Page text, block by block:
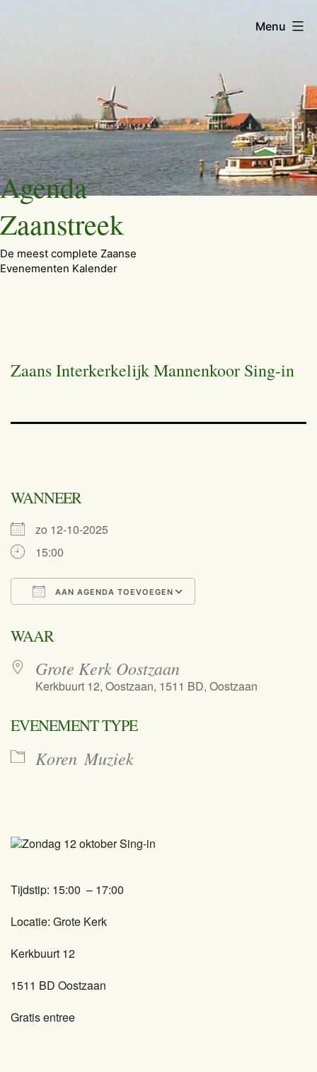
Ga
naar
de
inhoud
Agenda
Zaanstreek
De meest complete Zaanse
Evenementen Kalender
Menu
Zaans Interkerkelijk Mannenkoor Sing-in
WANNEER
zo 12-10-2025
15:00
AAN AGENDA TOEVOEGEN
WAAR
Grote Kerk Oostzaan
Kerkbuurt 12, Oostzaan, 1511 BD, Oostzaan
EVENEMENT TYPE
Koren Muziek
Tijdstip: 15:00 – 17:00
Locatie: Grote Kerk
Kerkbuurt 12
1511 BD Oostzaan
Gratis entree